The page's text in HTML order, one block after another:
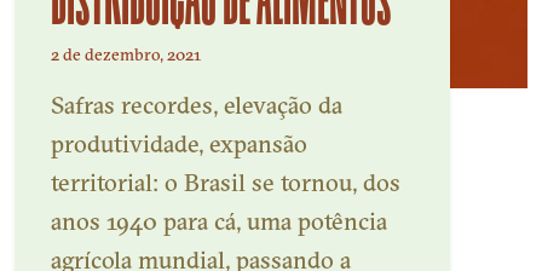
2 de dezembro, 2021
Safras recordes, elevação da
produtividade, expansão
territorial: o Brasil se tornou, dos
anos 1940 para cá, uma potência
agrícola mundial, passando a